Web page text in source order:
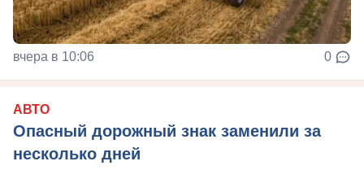
вчера в 10:06 0
АВТО
Опасный дорожный знак заменили за
несколько дней